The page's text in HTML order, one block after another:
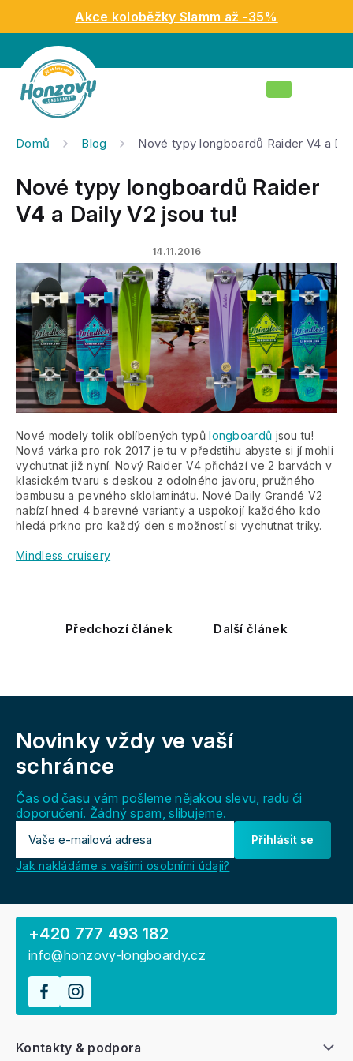
obsah
Akce koloběžky Slamm až -35%
Nákupní
Domů Blog Nové typy longboardů Raider V4 a
Nové typy longboardů Raider
V4 a Daily V2 jsou tu!
14.11.2016
Nové modely tolik oblíbených typůlongboardů jsou tu!
Nová várka pro rok 2017 je tu v předstihu abyste si jí mohli
vychutnat již nyní. Nový Raider V4 přichází ve 2 barvách v
klasickém tvaru s deskou z odolného javoru, pružného
bambusu a pevného sklolaminátu. Nové Daily Grandé V2
nabízí hned 4 barevné varianty a uspokojí každého kdo
hledá prkno pro každý den s možností si vychutnat triky.
Mindless cruisery
Předchozí článek Další článek
Novinky vždy ve vaší
schránce
Čas od času vám pošleme nějakou slevu, radu či
doporučení. Žádný spam, slibujeme.
Přihlásit se
Jak nakládáme s vašimi osobními údaji?
Kontakty & podpora
+420 777 493 182
info@honzovy-longboardy.cz